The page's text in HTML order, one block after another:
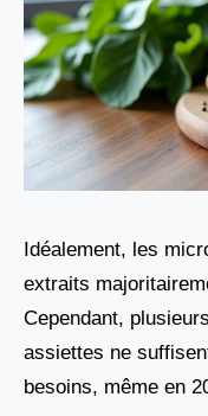
Idéalement, les
extraits
Cependant,
assiettes ne
besoins, même en